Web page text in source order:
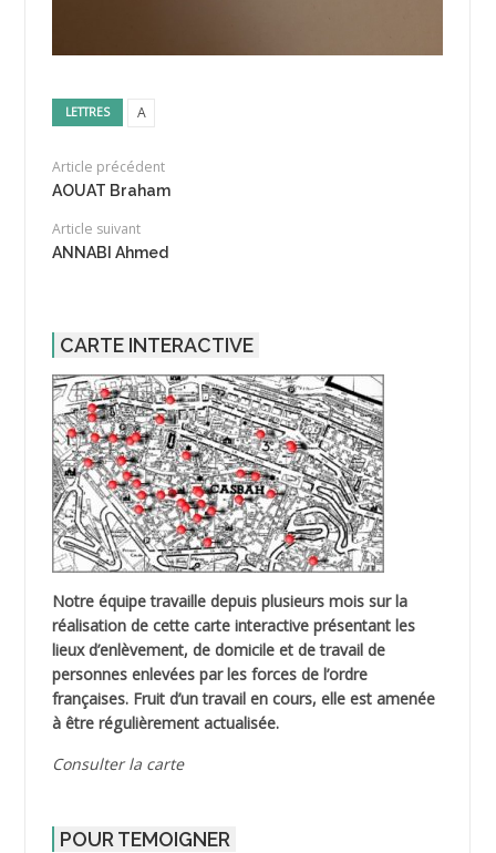
LETTRES A
Article précédent
AOUAT Braham
Article suivant
ANNABI Ahmed
CARTE INTERACTIVE
Notre équipe travaille depuis plusieurs mois sur la
réalisation de cette carte interactive présentant les
lieux d’enlèvement, de domicile et de travail de
personnes enlevées par les forces de l’ordre
françaises. Fruit d’un travail en cours, elle est amenée
à être régulièrement actualisée.
Consulter la carte
POUR TEMOIGNER